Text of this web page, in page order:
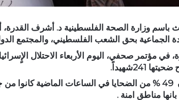
باسم وزارة الصحة الفلسطينية د. أشرف القدرة،
الجماعية بحق الشعب الفلسطيني، والمجتمع
241شهيداً.
وأضاف، أن 49 % من الضحايا في الساعات الماضية
بانها مناطق امنة .